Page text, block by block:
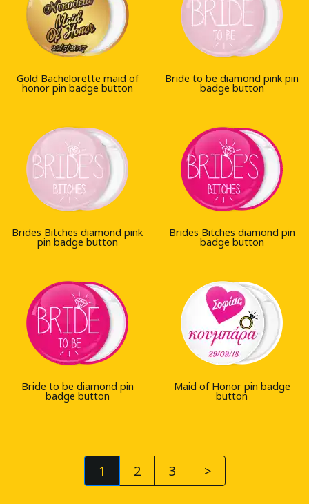
Gold Bachelorette maid of
honor pin badge button
Bride to be diamond pink pin
badge button
Brides Bitches diamond pink
pin badge button
Brides Bitches diamond pin
badge button
Bride to be diamond pin
badge button
Maid of Honor pin badge
button
1 2 3 >